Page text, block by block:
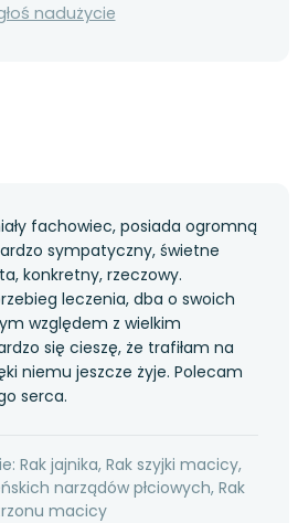
nadużycie
fachowiec, posiada ogromną
sympatyczny, świetne
konkretny, rzeczowy.
leczenia, dba o swoich
względem z wielkim
się cieszę, że trafiłam na
niemu jeszcze żyje. Polecam
serca.
Rak jajnika, Rak szyjki macicy,
narządów płciowych, Rak
macicy